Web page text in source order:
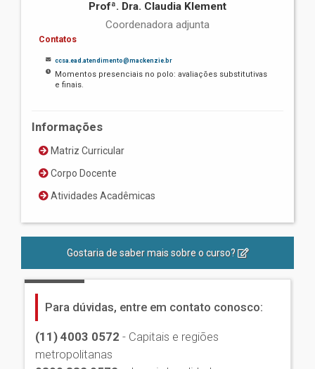
Profª. Dra. Claudia Klement
Coordenadora adjunta
Contatos
ccsa.ead.atendimento@mackenzie.br
Momentos presenciais no polo: avaliações substitutivas
e finais.
Informações
Matriz Curricular
Corpo Docente
Atividades Acadêmicas
Gostaria de saber mais sobre o curso?
Para dúvidas, entre em contato conosco:
(11) 4003 0572 - Capitais e regiões
metropolitanas